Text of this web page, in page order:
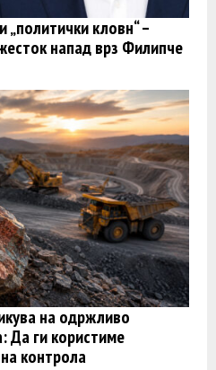
кловн“ –
напад врз Филипче
на одржливо
Да ги користиме
контрола